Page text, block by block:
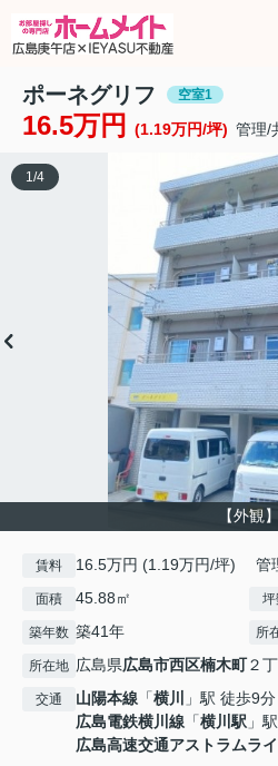
ポーネグリフ 空室1
16.5万円 (1.19万円/坪) 管理/
【外観】
1 /4
賃料 16.5万円 (1.19万円/坪) 管
面積 45.88㎡
築年数 築41年 所
所在地 広島県広島市西区楠木町２
交通 山陽本線 「横川
」駅 徒歩9分
広島電鉄横川線 「横川駅 」
広島高速交通アストラムラ